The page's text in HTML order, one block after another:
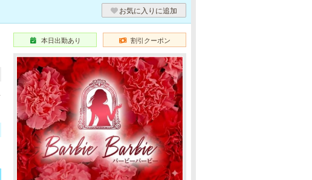
お気に入りに追加
本日出勤あり 割引クーポン